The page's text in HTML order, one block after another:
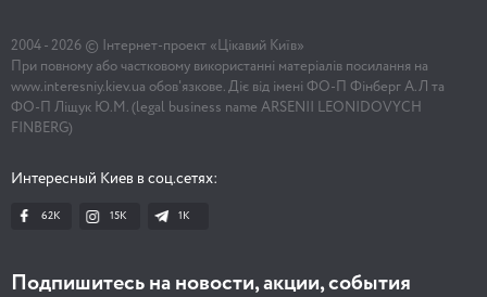
2004 - 2026 © Інтернет-проект «Цікавий Київ»
При повному або частковому використанні матеріалів посилання на
www.interesniy.kiev.ua обов'язкове. Діє від імені ФО-П Фінберг А.Л та
ФО-П Ліщук Ю.М. (legal business name ARSENII LEONIDOVYCH
FINBERG)
Интересный Киев в соц.сетях:
62K 15K 1К
Подпишитесь на новости, акции, события